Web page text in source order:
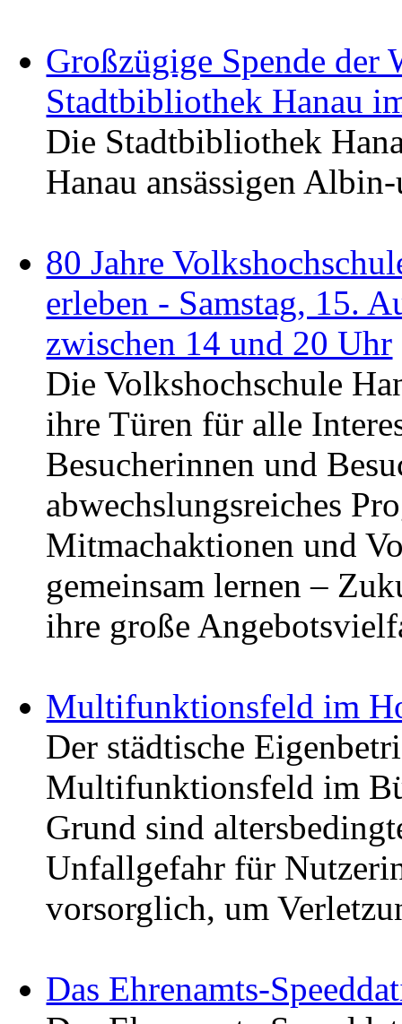
Großzügige Spende
Stadtbibliothek Hanau
Die Stadtbibliothek
Hanau ansässigen
80 Jahre
erleben - Samstag, 15.
zwischen 14 und 20 Uhr
Die Volkshochschule
ihre Türen für alle
Besucherinnen und
abwechslungsreiches
Mitmachaktionen und
gemeinsam lernen –
ihre große
Multifunktionsfeld im
Der städtische
Multifunktionsfeld im
Grund sind
Unfallgefahr für
vorsorglich, um
Das Ehrenamts-